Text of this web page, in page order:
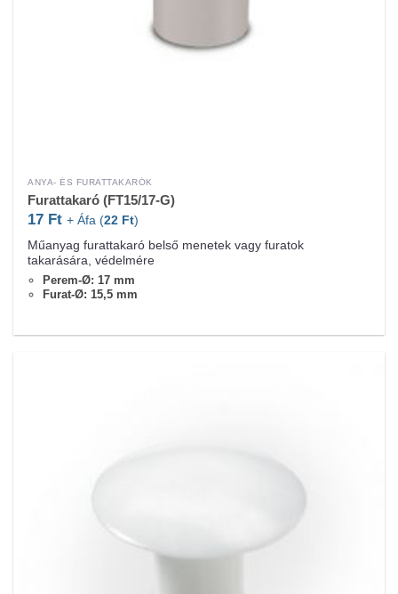
ANYA- ÉS FURATTAKARÓK
Furattakaró (FT15/17-G)
17 Ft + Áfa (22 Ft)
Műanyag furattakaró belső menetek vagy furatok
takarására, védelmére
Perem-Ø: 17 mm
Furat-Ø: 15,5 mm